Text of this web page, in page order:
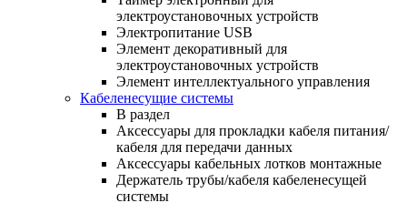
электроустановочных устройств
Электропитание USB
Элемент декоративный для
электроустановочных устройств
Элемент интеллектуального управления
Кабеленесущие системы
В раздел
Аксессуары для прокладки кабеля питания/
кабеля для передачи данных
Аксессуары кабельных лотков монтажные
Держатель трубы/кабеля кабеленесущей
системы